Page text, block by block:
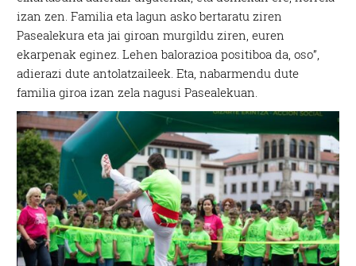
izan zen. Familia eta lagun asko bertaratu ziren
Pasealekura eta jai giroan murgildu ziren, euren
ekarpenak eginez. Lehen balorazioa positiboa da, oso”,
adierazi dute antolatzaileek. Eta, nabarmendu dute
familia giroa izan zela nagusi Pasealekuan.